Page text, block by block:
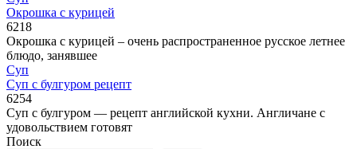
Окрошка с курицей
6218
Окрошка с курицей – очень распространенное русское летнее
блюдо, занявшее
Суп
Суп с булгуром рецепт
6254
Суп с булгуром — рецепт английской кухни. Англичане с
удовольствием готовят
Поиск